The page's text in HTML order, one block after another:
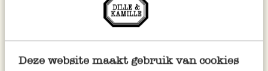
Deze website maakt gebruik van cookies
Zodra het water ijs is geworden, kun je